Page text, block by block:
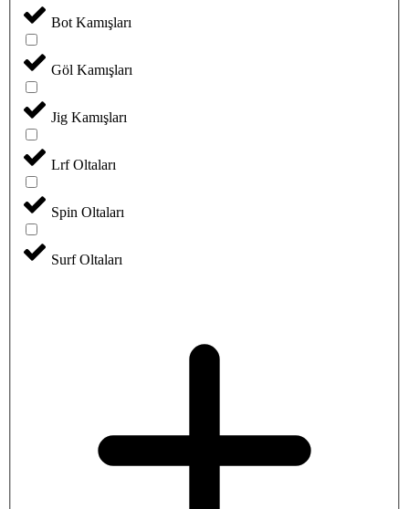
Bot Kamışları
Göl Kamışları
Jig Kamışları
Lrf Oltaları
Spin Oltaları
Surf Oltaları